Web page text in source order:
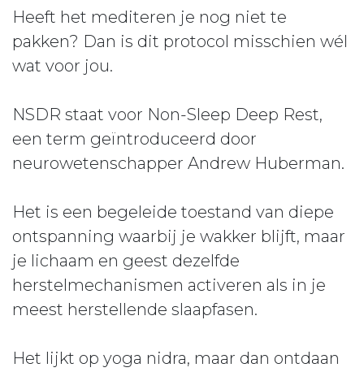
Heeft het mediteren je nog niet te
pakken? Dan is dit protocol misschien wél
wat voor jou.
NSDR staat voor Non-Sleep Deep Rest,
een term geïntroduceerd door
neurowetenschapper Andrew Huberman.
Het is een begeleide toestand van diepe
ontspanning waarbij je wakker blijft, maar
je lichaam en geest dezelfde
herstelmechanismen activeren als in je
meest herstellende slaapfasen.
Het lijkt op yoga nidra, maar dan ontdaan